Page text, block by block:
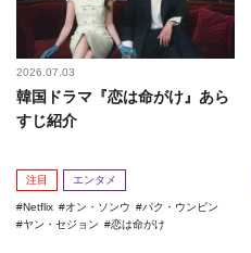
2026.07.03
韓国ドラマ『恋は命がけ』あら
すじ紹介
注目 エンタメ
Netflix オン・ソンウ
パク・ウンビン
ヤン・セジョン
恋は命がけ